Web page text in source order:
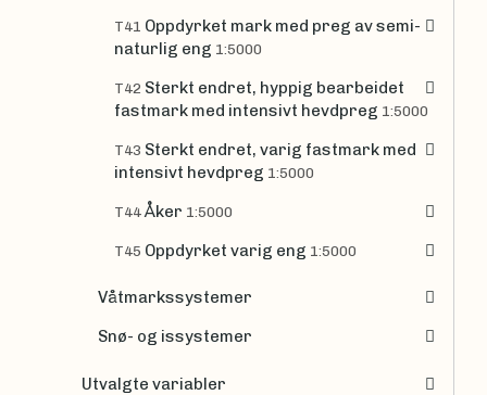
T41 Oppdyrket mark med preg av semi-
naturlig eng 1:5000
T42 Sterkt endret, hyppig bearbeidet
fastmark med intensivt hevdpreg 1:5000
T43 Sterkt endret, varig fastmark med
intensivt hevdpreg 1:5000
T44 Åker 1:5000
T45 Oppdyrket varig eng 1:5000
Våtmarkssystemer
Snø- og issystemer
Utvalgte variabler